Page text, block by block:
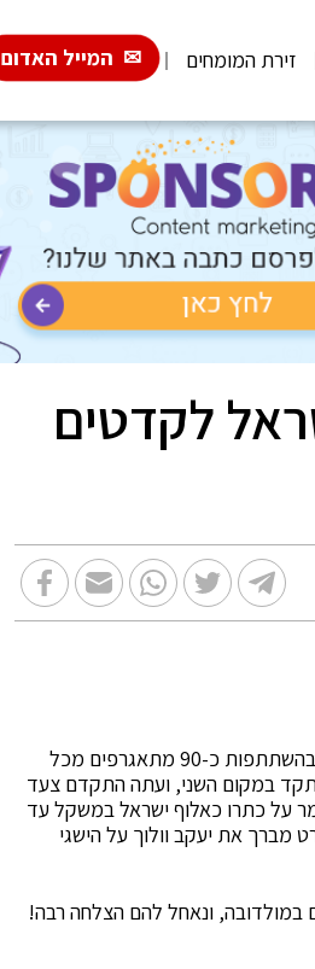
זירת המומחים המייל האדום
לקדטים
בשבוע שעבר נערכה בקרית גת אליפות ישראל באגרוף לקדטים גיל 15-16, בהשתתפות כ-90 מתאגרפים מכל
במקום השני, ועתה התקדם צעד
48 ק"ג, סאפי שעבן אשר שמר על כתרו כאלוף ישראל במשקל עד
מברך את יעקב וולוך על הישגי
במולדובה, ונאחל להם הצלחה רבה!